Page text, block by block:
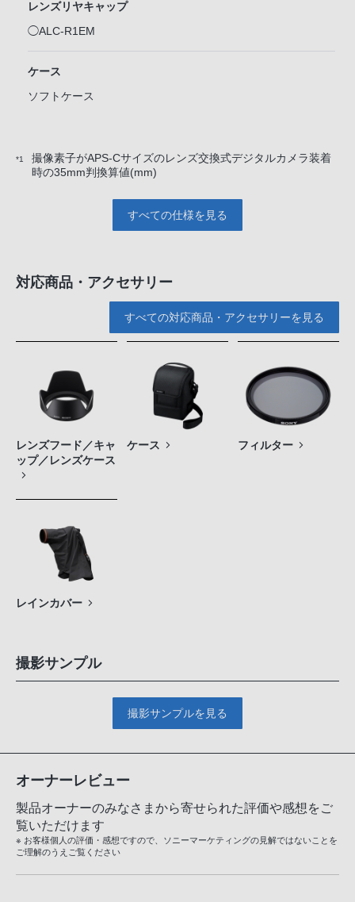
レンズリヤキャップ
◯ALC-R1EM
ケース
ソフトケース
*1
撮像素子がAPS-Cサイズのレンズ交換式デジタルカメラ装着
時の35mm判換算値(mm)
すべての仕様を見る
対応商品・アクセサリー
すべての対応商品・アクセサリーを見る
レンズフード／キャ
ップ／レンズケース
ケース フィルター
レインカバー
撮影サンプル
撮影サンプルを見る
オーナーレビュー
製品オーナーのみなさまから寄せられた評価や感想をご
覧いただけます
※ お客様個人の評価・感想ですので、ソニーマーケティングの見解ではないことを
ご理解のうえご覧ください